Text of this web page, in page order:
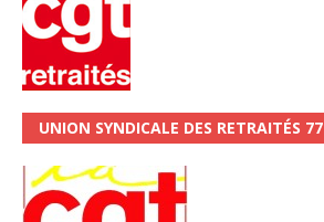
UNION SYNDICALE DES RETRAITÉS 77